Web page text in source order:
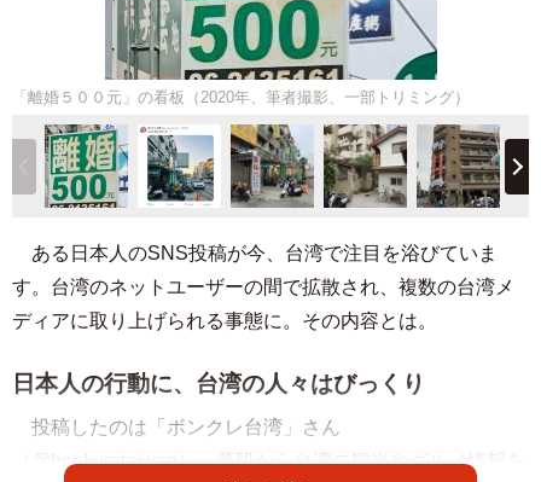
「離婚５００元」の看板（2020年、筆者撮影、一部トリミング）
ある日本人のSNS投稿が今、台湾で注目を浴びていま
す。台湾のネットユーザーの間で拡散され、複数の台湾メ
ディアに取り上げられる事態に。その内容とは。
日本人の行動に、台湾の人々はびっくり
投稿したのは「ボンクレ台湾」さん
（@bonkuretaiwan）。普段から台湾の観光やグルメ情報を